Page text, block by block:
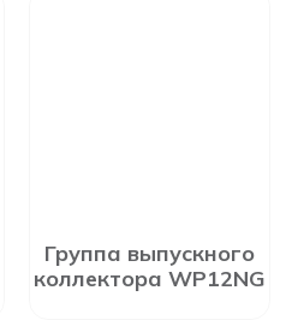
Группа выпускного
коллектора WP12NG